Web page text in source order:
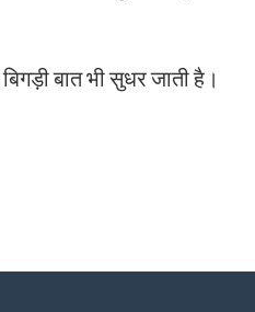
बात भी सुधर जाती है।